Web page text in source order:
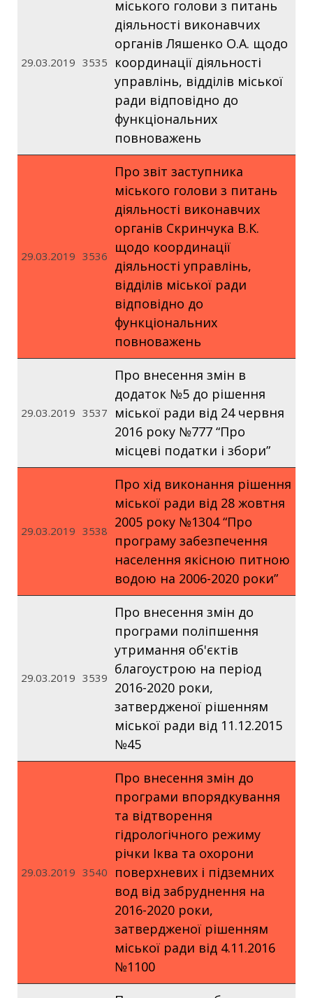
29.03.2019 3535
міського голови з питань
діяльності виконавчих
органів Ляшенко О.А. щодо
координації діяльності
управлінь, відділів міської
ради відповідно до
функціональних
повноважень
29.03.2019 3536
Про звіт заступника
міського голови з питань
діяльності виконавчих
органів Скринчука В.К.
щодо координації
діяльності управлінь,
відділів міської ради
відповідно до
функціональних
повноважень
29.03.2019 3537
Про внесення змін в
додаток №5 до рішення
міської ради від 24 червня
2016 року №777 “Про
місцеві податки і збори”
29.03.2019 3538
Про хід виконання рішення
міської ради від 28 жовтня
2005 року №1304 “Про
програму забезпечення
населення якісною питною
водою на 2006-2020 роки”
29.03.2019 3539
Про внесення змін до
програми поліпшення
утримання об'єктів
благоустрою на період
2016-2020 роки,
затвердженої рішенням
міської ради від 11.12.2015
№45
29.03.2019 3540
Про внесення змін до
програми впорядкування
та відтворення
гідрологічного режиму
річки Іква та охорони
поверхневих і підземних
вод від забруднення на
2016-2020 роки,
затвердженої рішенням
міської ради від 4.11.2016
№1100